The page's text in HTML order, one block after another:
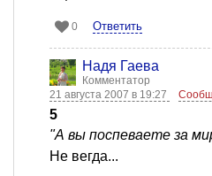
0 Ответить
Надя Гаева
Комментатор
21 августа 2007 в 19:27
5
"А вы поспеваете за
Не вегда...